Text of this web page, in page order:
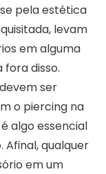
pela estética
levam
em alguma
disso.
ser
o piercing na
algo essencial
Afinal, qualquer
em um